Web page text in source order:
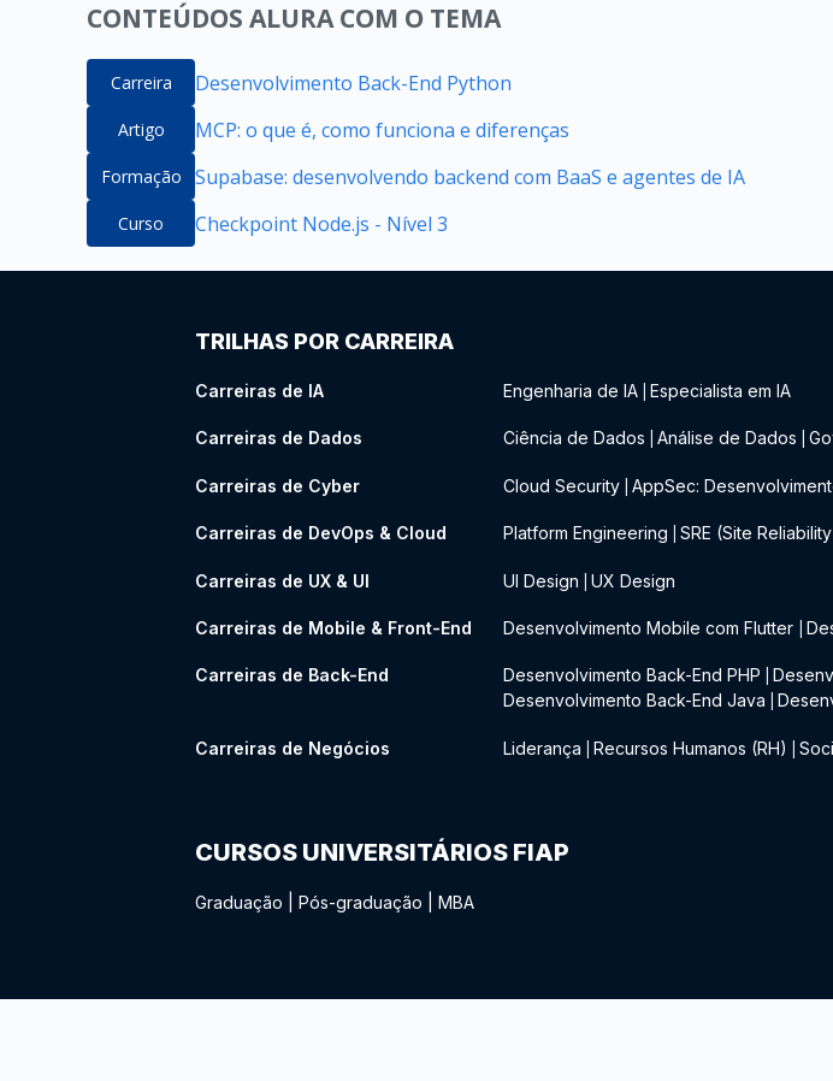
CONTEÚDOS ALURA COM O TEMA
Carreira Desenvolvimento Back-End Python
Artigo MCP: o que é, como funciona e diferenças
Formação Supabase: desenvolvendo backend com BaaS e agentes de IA
Curso Checkpoint Node.js - Nível 3
TRILHAS POR CARREIRA
Carreiras de IA Engenharia de IA Especialista em IA
Carreiras de Dados Ciência de Dados Análise de Dados
Carreiras de Cyber Cloud Security AppSec:
Carreiras de DevOps & Cloud Platform Engineering SRE (Site
Carreiras de UX & UI UI Design UX Design
Carreiras de Mobile & Front-End Desenvolvimento Mobile com Flutter
Carreiras de Back-End Desenvolvimento Back-End PHP
Desenvolvimento Back-End Java
Carreiras de Negócios Liderança Recursos Humanos (RH)
CURSOS UNIVERSITÁRIOS FIAP
Graduação Pós-graduação MBA